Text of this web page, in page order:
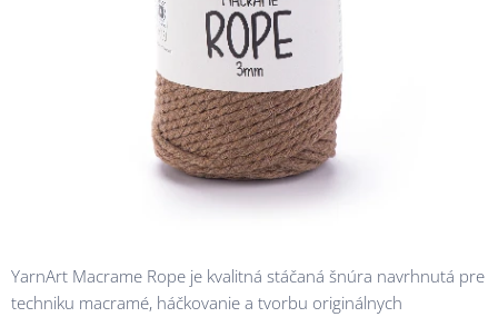
YarnArt Macrame Rope je kvalitná stáčaná šnúra navrhnutá pre
techniku macramé, háčkovanie a tvorbu originálnych